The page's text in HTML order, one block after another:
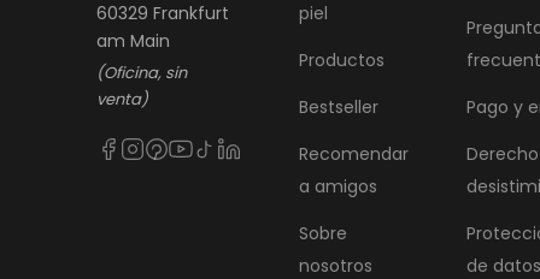
60329 Frankfurt
am Main
(Oficina, sin
venta)
piel
Productos
Bestseller
Recomendar
a amigos
Sobre
nosotros
Pago y
de datos